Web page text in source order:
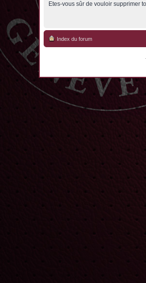
Etes-vous sûr de vouloir supprimer
Index du forum